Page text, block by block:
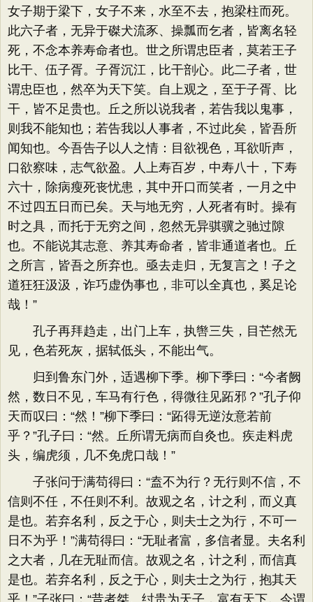
女子期于梁下，女子不来，水至不去，抱梁柱而死。
此六子者，无异于磔犬流豕、操瓢而乞者，皆离名轻
死，不念本养寿命者也。世之所谓忠臣者，莫若王子
比干、伍子胥。子胥沉江，比干剖心。此二子者，世
谓忠臣也，然卒为天下笑。自上观之，至于子胥、比
干，皆不足贵也。丘之所以说我者，若告我以鬼事，
则我不能知也；若告我以人事者，不过此矣，皆吾所
闻知也。今吾告子以人之情：目欲视色，耳欲听声，
口欲察味，志气欲盈。人上寿百岁，中寿八十，下寿
六十，除病瘦死丧忧患，其中开口而笑者，一月之中
不过四五日而已矣。天与地无穷，人死者有时。操有
时之具，而托于无穷之间，忽然无异骐骥之驰过隙
也。不能说其志意、养其寿命者，皆非通道者也。丘
之所言，皆吾之所弃也。亟去走归，无复言之！子之
道狂狂汲汲，诈巧虚伪事也，非可以全真也，奚足论
哉！”
孔子再拜趋走，出门上车，执辔三失，目芒然无
见，色若死灰，据轼低头，不能出气。
归到鲁东门外，适遇柳下季。柳下季曰：“今者阙
然，数日不见，车马有行色，得微往见跖邪？”孔子仰
天而叹曰：“然！”柳下季曰：“跖得无逆汝意若前
乎？”孔子曰：“然。丘所谓无病而自灸也。疾走料虎
头，编虎须，几不免虎口哉！”
子张问于满苟得曰：“盍不为行？无行则不信，不
信则不任，不任则不利。故观之名，计之利，而义真
是也。若弃名利，反之于心，则夫士之为行，不可一
日不为乎！”满苟得曰：“无耻者富，多信者显。夫名利
之大者，几在无耻而信。故观之名，计之利，而信真
是也。若弃名利，反之于心，则夫士之为行，抱其天
乎！”子张曰：“昔者桀、纣贵为天子，富有天下。今谓